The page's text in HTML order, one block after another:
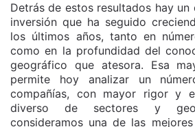
Detrás de estos resultados hay un
inversión que ha seguido
los últimos años, tanto en
como en la profundidad del
geográfico que atesora. Esa
permite hoy analizar un
compañías, con mayor rigor y
diverso de sectores y
consideramos una de las